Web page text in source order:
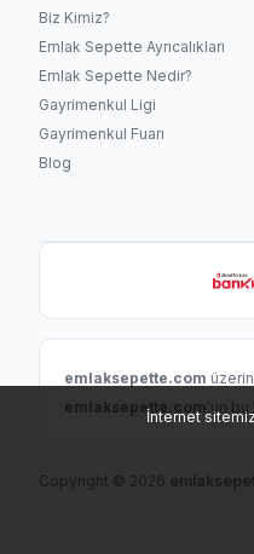
Biz Kimiz?
Emlak Sepette Ayrıcalıkları
Emlak Sepette Nedir?
Gayrimenkul Ligi
Gayrimenkul Fuarı
Blog
emlaksepette.com
emlaksepette.com 'un bu
Copyright © 2026
İnternet